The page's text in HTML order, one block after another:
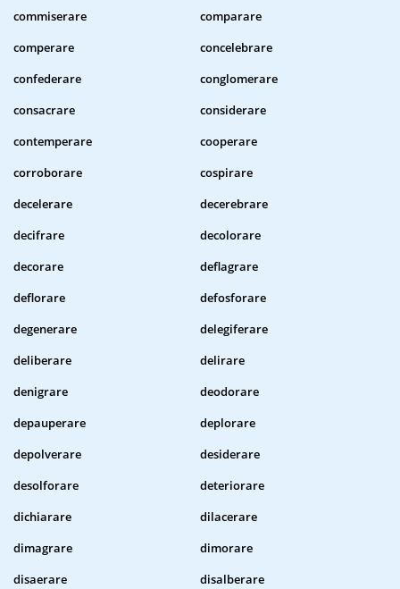
commiserare
comparare
comperare
concelebrare
confederare
conglomerare
consacrare
considerare
contemperare
cooperare
corroborare
cospirare
decelerare
decerebrare
decifrare
decolorare
decorare
deflagrare
deflorare
defosforare
degenerare
delegiferare
deliberare
delirare
denigrare
deodorare
depauperare
deplorare
depolverare
desiderare
desolforare
deteriorare
dichiarare
dilacerare
dimagrare
dimorare
disaerare
disalberare